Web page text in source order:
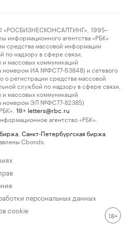
1995–
информационного агентства «РБК»
средства массовой информации
по надзору в сфере связи,
массовых коммуникаций
номером ИА №ФС77-63848) и сетевого
о регистрации средства массовой
службой по надзору в сфере связи,
массовых коммуникаций
номером ЭЛ №ФС77-82385)
18+ letters@rbc.ru
агентство «РБК».
Санкт-Петербургская биржа
Cbonds.
персональных данных
cookie
18+